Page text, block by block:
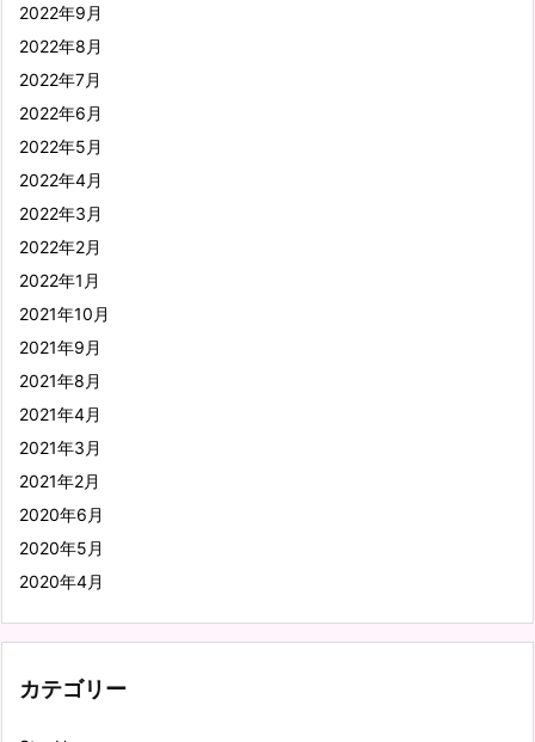
2022年9月
2022年8月
2022年7月
2022年6月
2022年5月
2022年4月
2022年3月
2022年2月
2022年1月
2021年10月
2021年9月
2021年8月
2021年4月
2021年3月
2021年2月
2020年6月
2020年5月
2020年4月
カテゴリー